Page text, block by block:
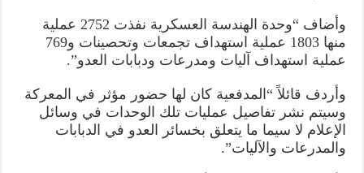
وأضاف “وحدة الهندسة العسكرية نفذت 2752 عملية
منها 1803 عملية استهداف تجمعات وتحصينات و769
عملية استهداف آليات ومدرعات ودبابات العدو”.
وأردف قائلاً “المدفعية كان لها حضور مؤثر في المعركة
وسيتم نشر تفاصيل عمليات تلك الوحدات في وسائل
الإعلام لا سيما ما يتعلق بخسائر العدو في الدبابات
والمدرعات والآليات”.